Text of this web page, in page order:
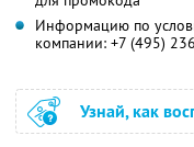
Информацию по
компании: +7 (495)
Узнай, как